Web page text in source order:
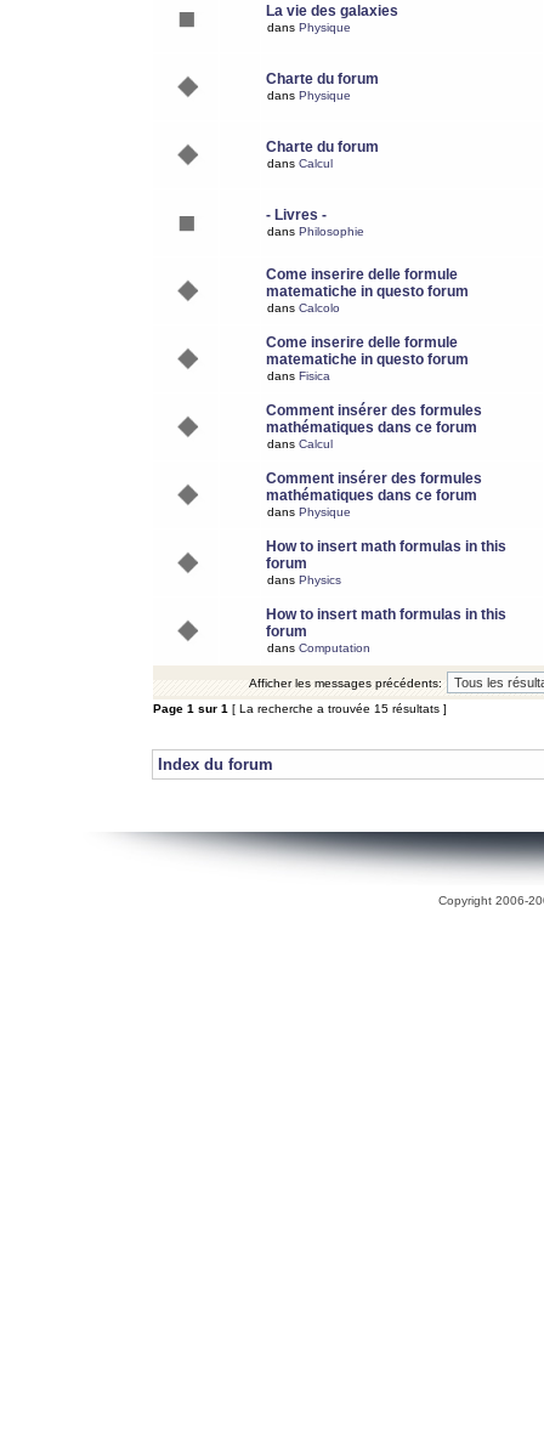
La vie des galaxies
dans Physique
Charte du forum
dans Physique
Charte du forum
dans Calcul
- Livres -
dans Philosophie
Come inserire delle formule
matematiche in questo forum
dans Calcolo
Come inserire delle formule
matematiche in questo forum
dans Fisica
Comment insérer des formules
mathématiques dans ce forum
dans Calcul
Comment insérer des formules
mathématiques dans ce forum
dans Physique
How to insert math formulas in this
forum
dans Physics
How to insert math formulas in this
forum
dans Computation
Afficher les messages précédents:
Page 1 sur 1 [ La recherche a trouvée 15 résultats ]
Index du forum
Copyright 2006-